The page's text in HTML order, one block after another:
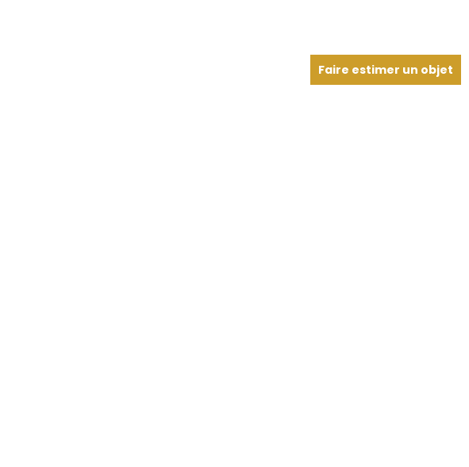
Faire estimer un objet